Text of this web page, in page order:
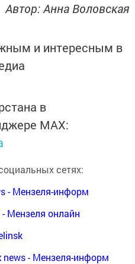
Автор: Анна Воловская
и интересным в
в
MАХ:
сетях:
- Мензеля-информ
Мензеля онлайн
news - Мензеля-информ